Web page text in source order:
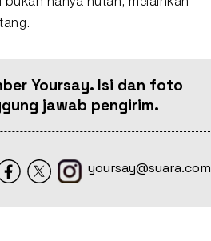
hanya hutan, melainkan
Yoursay. Isi dan foto
jawab pengirim.
yoursay@suara.com